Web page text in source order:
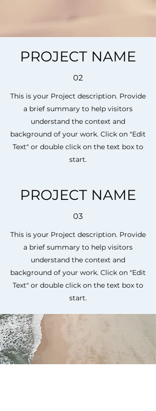
PROJECT NAME
02
This is your Project description. Provide
a brief summary to help visitors
understand the context and
background of your work. Click on "Edit
Text" or double click on the text box to
start.
PROJECT NAME
03
This is your Project description. Provide
a brief summary to help visitors
understand the context and
background of your work. Click on "Edit
Text" or double click on the text box to
start.